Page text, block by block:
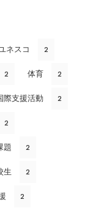
ネスコ 2
2 体育 2
際支援活動 2
2
題 2
生 2
2